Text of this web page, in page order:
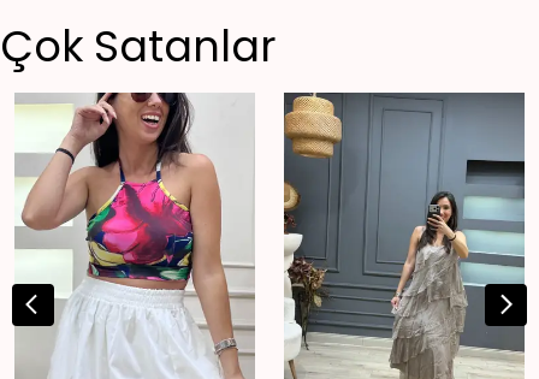
Çok Satanlar